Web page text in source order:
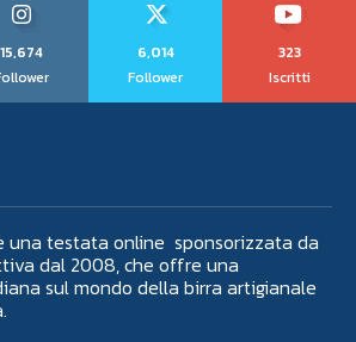
15,674
6,014
Follower
323
Iscritti
una testata online sponsorizzata da
dal 2008, che offre una
sul mondo della birra artigianale